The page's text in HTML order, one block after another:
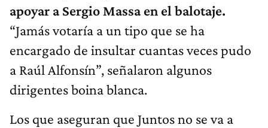
apoyar a Sergio Massa en el balotaje.
“Jamás votaría a un tipo que se ha
encargado de insultar cuantas veces pudo
a Raúl Alfonsín”, señalaron algunos
dirigentes boina blanca.
Los que aseguran que Juntos no se va a